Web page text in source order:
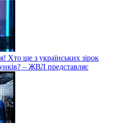
Хто ще з українських зірок
– ЖВЛ представляє